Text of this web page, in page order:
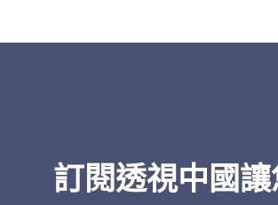
情報，透視中國都是獨
訂閱透視中國